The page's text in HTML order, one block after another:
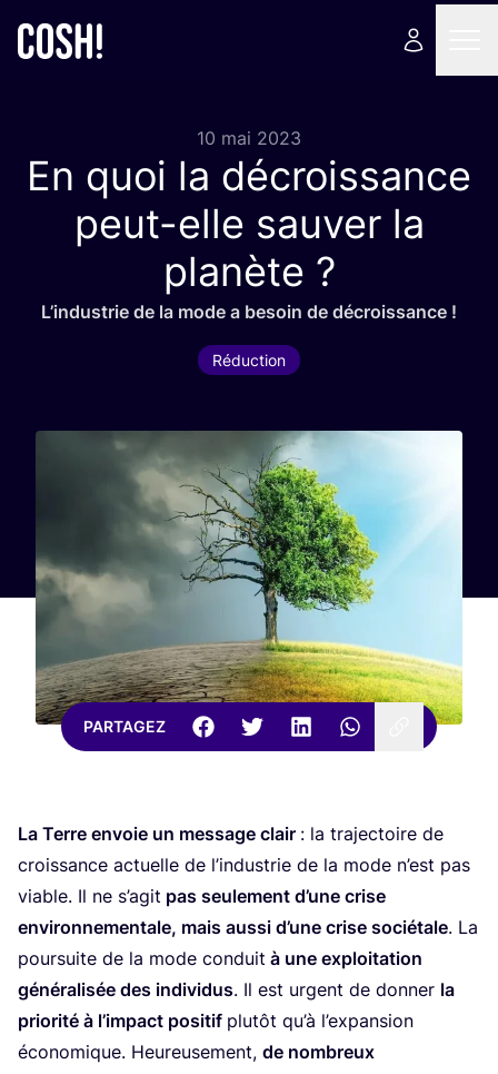
10 mai 2023
En quoi la décroissance
peut-elle sauver la
planète ?
L’in­dus­trie de la mode a besoin de décroissance !
Réduction
PARTAGEZ
La Terre envoie un mes­sage clair : la tra­jec­toire de
crois­sance actuelle de l’in­dus­trie de la mode n’est pas
viable. Il ne s’a­git pas seule­ment d’une crise
envi­ron­ne­men­tale, mais aus­si d’une crise socié­tale. La
pour­suite de la mode conduit à une exploi­ta­tion
géné­ra­li­sée des indi­vi­dus. Il est urgent de don­ner la
prio­ri­té à l’im­pact posi­tif plu­tôt qu’à l’ex­pan­sion
éco­no­mique. Heu­reu­se­ment, de nom­breux